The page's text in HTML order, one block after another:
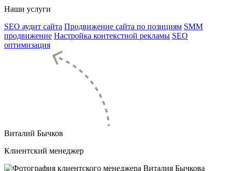
Наши услуги
SEO аудит сайта Продвижение сайта по позициям SMM
продвижение Настройка контекстной рекламы SEO
оптимизация
Виталий Бычков
Клиентский менеджер